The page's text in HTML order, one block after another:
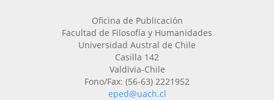
Oficina de Publicación
Facultad de Filosofía y Humanidades
Universidad Austral de Chile
Casilla 142
Valdivia-Chile
Fono/Fax: (56-63) 2221952
eped@uach.cl